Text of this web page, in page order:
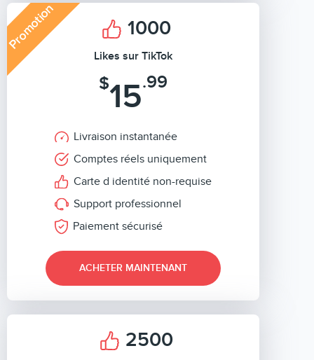
Promotion 1000
Likes sur TikTok
$15.99
Livraison instantanée
Comptes réels uniquement
Carte d identité non-requise
Support professionnel
Paiement sécurisé
ACHETER MAINTENANT
2500